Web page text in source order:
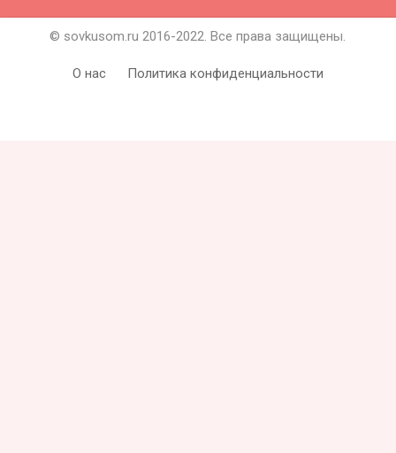
© sovkusom.ru 2016-2022. Все права защищены.
О нас Политика конфиденциальности